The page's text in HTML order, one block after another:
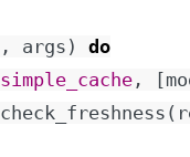
, args )
do
, [
check_freshness (